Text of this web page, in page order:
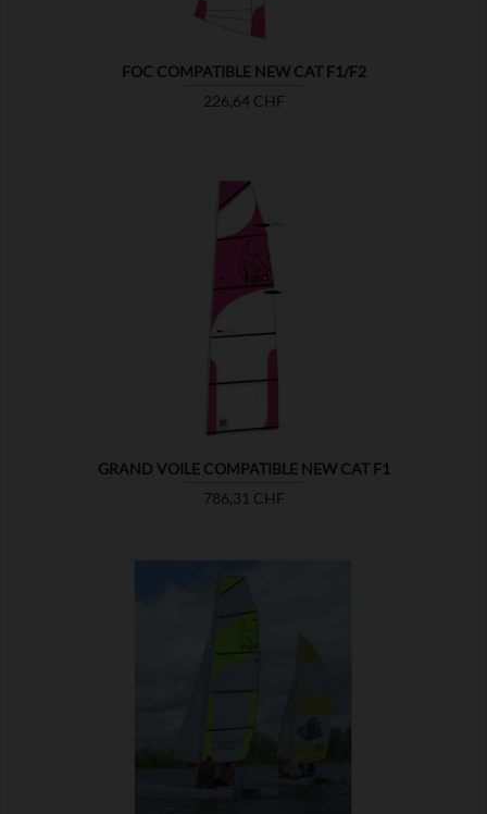
FOC COMPATIBLE NEW CAT F1/F2
Prix
226,64 CHF
GRAND VOILE COMPATIBLE NEW CAT F1
Prix
786,31 CHF